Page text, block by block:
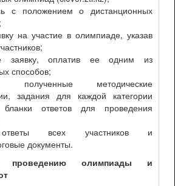
с положением о дистанционных
на участие в олимпиаде, указав
заявку, оплатив ее одним из
способов;
полученные методические
задания для каждой категории
бланки ответов для проведения
всех участников и
документы.
проведению олимпиады и